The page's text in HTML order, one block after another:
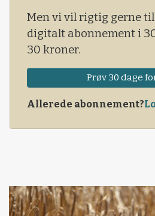
Men vi vil rigtig gerne
digitalt abonnement i
30 kroner.
Prøv 30 dage
Allerede abonnement?